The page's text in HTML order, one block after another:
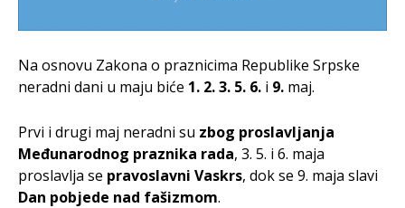
Na osnovu Zakona o praznicima Republike Srpske
neradni dani u maju biće 1. 2. 3. 5. 6. i 9. maj.
Prvi i drugi maj neradni su zbog proslavljanja
Međunarodnog praznika rada, 3. 5. i 6. maja
proslavlja se pravoslavni Vaskrs, dok se 9. maja slavi
Dan pobjede nad fašizmom.